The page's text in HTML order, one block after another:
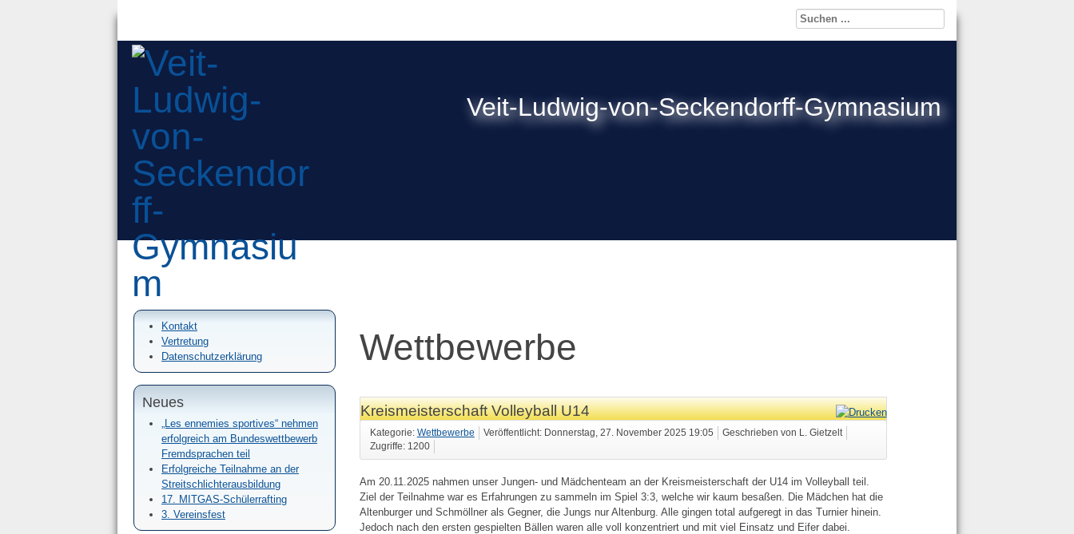
Veit-Ludwig-von-Seckendorff-Gymnasium
Kontakt
Vertretung
Datenschutzerklärung
Neues
„Les ennemies sportives“ nehmen
erfolgreich am Bundeswettbewerb
Fremdsprachen teil
Erfolgreiche Teilnahme an der
Streitschlichterausbildung
17. MITGAS-Schülerrafting
3. Vereinsfest
Wettbewerbe
Kreismeisterschaft Volleyball U14
Kategorie: Wettbewerbe Veröffentlicht: Donnerstag, 27. November 2025 19:05
Geschrieben von L. Gietzelt
Zugriffe: 1200
Am 20.11.2025 nahmen unser Jungen- und Mädchenteam an der Kreismeisterschaft der U14 im Volleyball teil.
Ziel der Teilnahme war es Erfahrungen zu sammeln im Spiel 3:3, welche wir kaum besaßen. Die Mädchen hat die
Altenburger und Schmöllner als Gegner, die Jungs nur Altenburg. Alle gingen total aufgeregt in das Turnier hinein.
Jedoch nach den ersten gespielten Bällen waren alle voll konzentriert und mit viel Einsatz und Eifer dabei.